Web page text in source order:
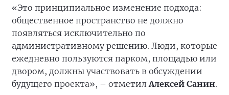
«Это принципиальное изменение подхода:
общественное пространство не должно
появляться исключительно по
административному решению. Люди, которые
ежедневно пользуются парком, площадью или
двором, должны участвовать в обсуждении
будущего проекта», – отметилАлексей Санин.